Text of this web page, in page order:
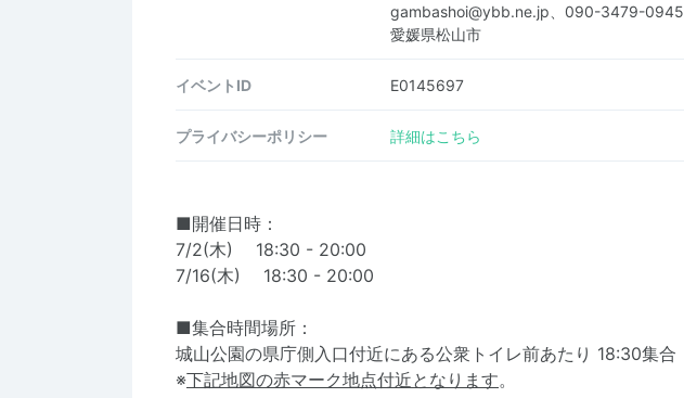
gambashoi@ybb.ne.jp、090-3479-0945
愛媛県松山市
イベントID E0145697
プライバシーポリシー 詳細はこちら
■開催日時：
7/2(木) 18:30 - 20:00
7/16(木) 18:30 - 20:00
■集合時間場所：
城山公園の県庁側入口付近にある公衆トイレ前あたり 18:30集合
※下記地図の赤マーク地点付近となります。